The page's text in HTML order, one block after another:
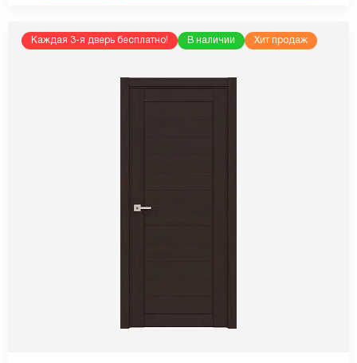
Каждая 3-я дверь бесплатно! В наличии Хит продаж